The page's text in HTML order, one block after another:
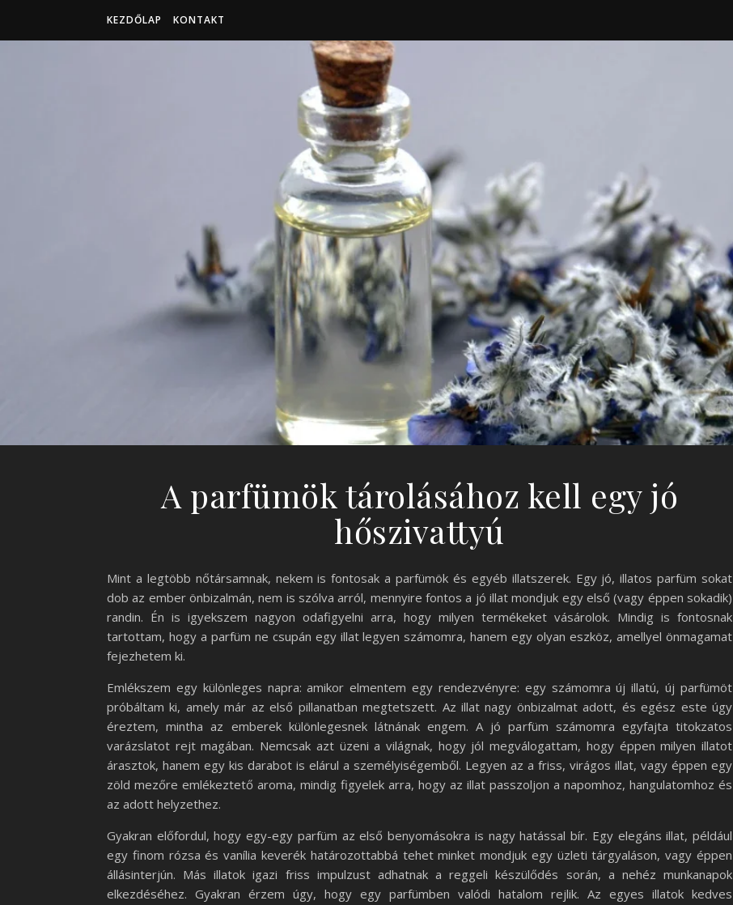
KEZDŐLAP KONTAKT
A parfümök tárolásához kell egy jó
hőszivattyú
Mint a legtöbb nőtársamnak, nekem is fontosak a parfümök és egyéb illatszerek. Egy jó, illatos parfüm sokat
dob az ember önbizalmán, nem is szólva arról, mennyire fontos a jó illat mondjuk egy első (vagy éppen sokadik)
randin. Én is igyekszem nagyon odafigyelni arra, hogy milyen termékeket vásárolok. Mindig is fontosnak
tartottam, hogy a parfüm ne csupán egy illat legyen számomra, hanem egy olyan eszköz, amellyel önmagamat
fejezhetem ki.
Emlékszem egy különleges napra: amikor elmentem egy rendezvényre: egy számomra új illatú, új parfümöt
próbáltam ki, amely már az első pillanatban megtetszett. Az illat nagy önbizalmat adott, és egész este úgy
éreztem, mintha az emberek különlegesnek látnának engem. A jó parfüm számomra egyfajta titokzatos
varázslatot rejt magában. Nemcsak azt üzeni a világnak, hogy jól megválogattam, hogy éppen milyen illatot
árasztok, hanem egy kis darabot is elárul a személyiségemből. Legyen az a friss, virágos illat, vagy éppen egy
zöld mezőre emlékeztető aroma, mindig figyelek arra, hogy az illat passzoljon a napomhoz, hangulatomhoz és
az adott helyzethez.
Gyakran előfordul, hogy egy-egy parfüm az első benyomásokra is nagy hatással bír. Egy elegáns illat, például
egy finom rózsa és vanília keverék határozottabbá tehet minket mondjuk egy üzleti tárgyaláson, vagy éppen
állásinterjún. Más illatok igazi friss impulzust adhatnak a reggeli készülődés során, a nehéz munkanapok
elkezdéséhez. Gyakran érzem úgy, hogy egy parfümben valódi hatalom rejlik. Az egyes illatok kedves